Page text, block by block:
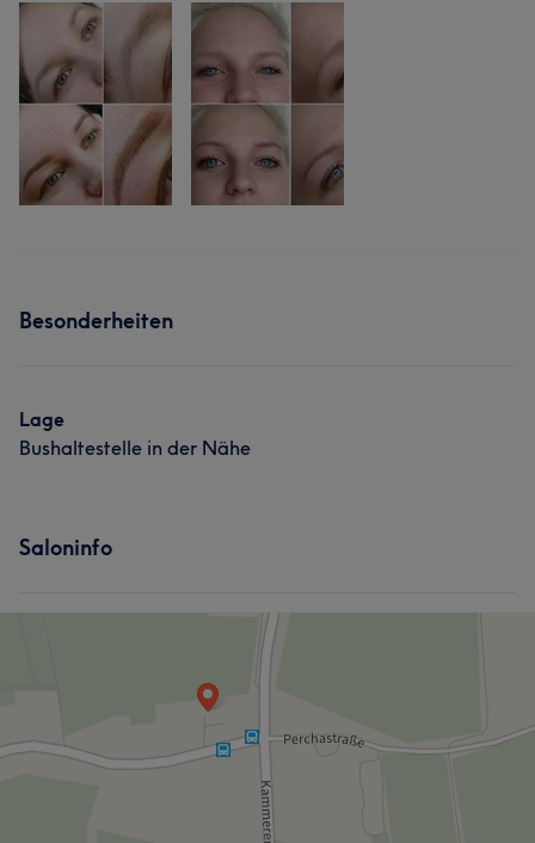
Besonderheiten
Lage
Bushaltestelle in der Nähe
Saloninfo